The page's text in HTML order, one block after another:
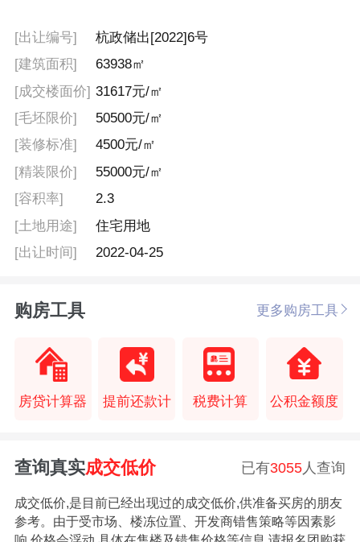
[出让编号]
杭政储出[2022]6号
[建筑面积]
63938㎡
[成交楼面价] 31617元/㎡
[毛坯限价]
50500元/㎡
[装修标准]
4500元/㎡
[精装限价]
55000元/㎡
[容积率]
2.3
[土地用途]
住宅用地
[出让时间]
2022-04-25
购房工具 更多购房工具
房贷计算器 提前还款计 税费计算 公积金额度
查询真实成交低价 已有3055 人查询
成交低价,是目前已经出现过的成交低价,供准备买房的朋友
参考。由于受市场、楼冻位置、开发商错售策略等因素影